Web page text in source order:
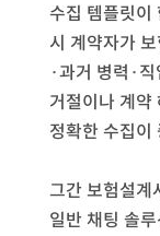
수집 템플릿이
시 계약자가
·과거 병력·
거절이나 계약
정확한 수집이
그간 보험설계
일반 채팅 솔